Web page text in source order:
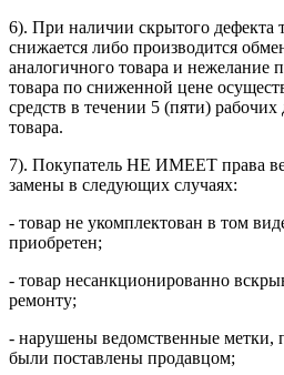
6). При наличии скрытого дефекта
снижается либо производится
аналогичного товара и нежелание
товара по сниженной цене
средств в течении 5 (пяти) рабочих
товара.
7). Покупатель НЕ ИМЕЕТ права
замены в следующих случаях:
- товар не укомплектован в том
приобретен;
- товар несанкционированно
ремонту;
- нарушены ведомственные метки,
были поставлены продавцом;